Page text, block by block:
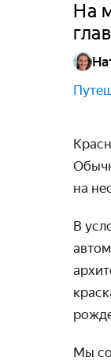
На
на
В
Мы